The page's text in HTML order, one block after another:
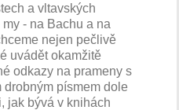
a vltavských
- na Bachu a na
nejen pečlivě
uvádět okamžitě
odkazy na prameny s
písmem dole
jak bývá v knihách